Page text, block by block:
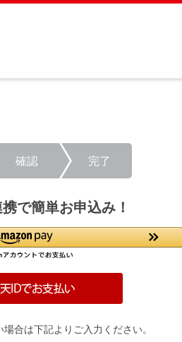
確認 完了
で簡単お申込み！
合は下記よりご入力ください。